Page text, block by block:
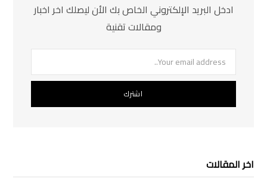
ادخل البريد الإلكتروني الخاص بك الأن ليصلك اخر اخبار
ومقالات تقنية
اخر المقالات